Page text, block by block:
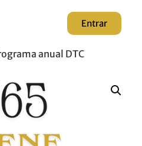
Entrar
anual DTC